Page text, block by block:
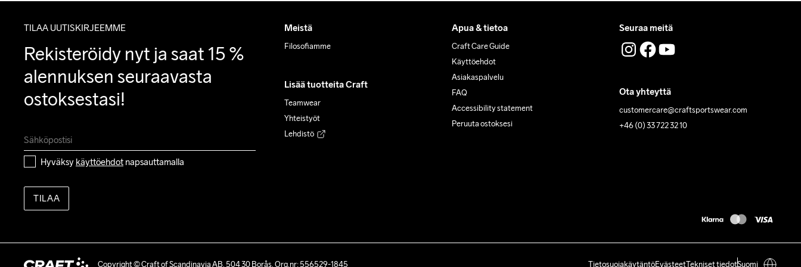
TILAA UUTISKIRJEEMME
Rekisteröidy nyt ja saat 15 %
alennuksen seuraavasta
ostoksestasi!
Hyväksy käyttöehdot napsauttamalla
TILAA
Meistä
Filosofiamme
Lisää tuotteita Craft
Teamwear
Yhteistyöt
Lehdistö
Apua & tietoa
Craft Care Guide
Käyttöehdot
Asiakaspalvelu
FAQ
Accessibility statement
Peruuta ostoksesi
Seuraa meitä
Ota yhteyttä
customercare@craftsportswear.com
+46 (0) 33 722 32 10
Copyright © Craft of Scandinavia AB, 504 30 Borås. Org.nr: 556529-1845 TietosuojakäytäntöEvästeetTekniset tiedotSuomi